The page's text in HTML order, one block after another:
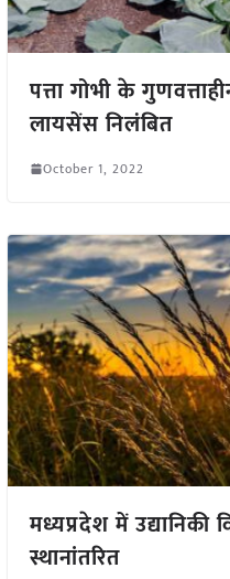
पत्ता गोभी के
लायसेंस निलंबित
October 1, 2022
मध्यप्रदेश में उद्यानिकी
स्थानांतरित